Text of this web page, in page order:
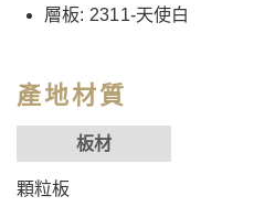
層板: 2311-天使白
產地材質
板材
顆粒板